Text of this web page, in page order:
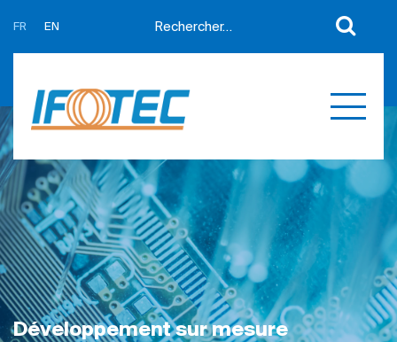
FR EN
Actualités
Support
Contact
Mes devis
Expertises
Développement sur mesure
Produits
Références
Développement sur mesure